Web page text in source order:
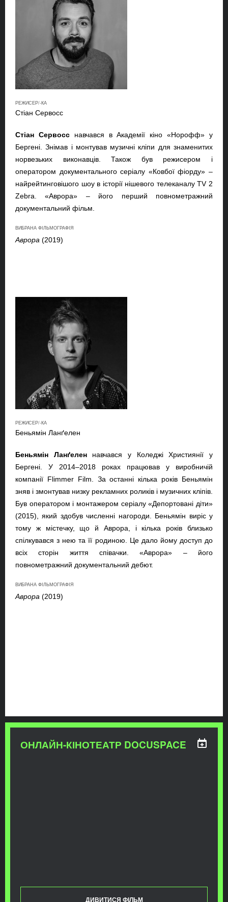
РЕЖИСЕР/-КА
Стіан Сервосс
Стіан Сервосснавчався в Академії кіно «Норофф» у
Бергені. Знімав і монтував музичні кліпи для знаменитих
норвезьких виконавців. Також був режисером і
оператором документального серіалу «Ковбої фіорду» –
найрейтинговішого шоу в історії нішевого телеканалуTV2
Zebra . «Аврора» –його перший повнометражний
документальний фільм.
ВИБРАНА ФІЛЬМОГРАФІЯ
Аврора (2019)
РЕЖИСЕР/-КА
Беньямін Ланґелен
Беньямін Ланґеленнавчався у Коледжі Християнії у
Бергені. У 2014–2018 роках працював у виробничій
компанії Flimmer Film . За останні кілька років Беньямін
зняв і змонтував низку рекламних роликів і музичних кліпів.
Був оператором і монтажером серіалу «Депортовані діти»
(2015), який здобув численні нагороди. Беньямін виріс у
тому ж містечку, що й Аврора, і кілька років близько
спілкувався з нею та її родиною. Це дало йому доступ до
всіх сторін життя співачки. «Аврора» –його
повнометражний документальний дебют.
ВИБРАНА ФІЛЬМОГРАФІЯ
Аврора (2019)
ОНЛАЙН-КІНОТЕАТР DOCUSPACE
ДИВИТИСЯ ФІЛЬМ